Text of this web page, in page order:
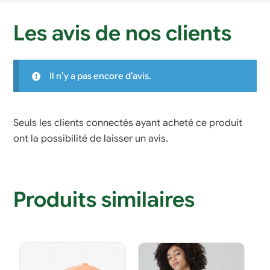
Les avis de nos clients
Il n’y a pas encore d’avis.
Seuls les clients connectés ayant acheté ce produit
ont la possibilité de laisser un avis.
Produits similaires